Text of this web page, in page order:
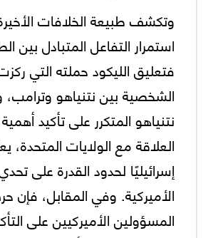
وتكشف طبيعة الخلافات
استمرار التفاعل المتبادل بين
فتعليق الليكود حملته التي
الشخصية بين نتنياهو
نتنياهو المتكرر على تأكيد
العلاقة مع الولايات المتحدة،
إسرائيليًا لحدود القدرة على
الأميركية. وفي المقابل، فإن
المسؤولين الأميركيين على